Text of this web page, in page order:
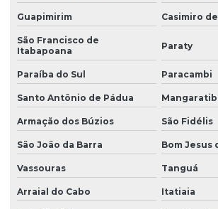
Manutenção ponte rolante rio de janeiro
Manutenção ponte rolante santa catarina
Manutenção ponte rolante swf
Manutenção preventiva de ponte rolante em
Manutenção preventiva ponte rolante araquari
Manutenção preventiva ponte rolante caxias
Manutenção preventiva ponte rolante curitiba
Manutenção preventiva ponte rolante itajaí
Guapimirim Casimiro
São Francisco de
Itabapoana
Paraty
Paraíba do Sul Paracambi
Santo Antônio de Pádua
Armação dos Búzios São Fidélis
São João da Barra Bom Jesus
Vassouras Tanguá
Arraial do Cabo Itatiaia